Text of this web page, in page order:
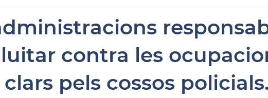
contra les
pels cossos policials.